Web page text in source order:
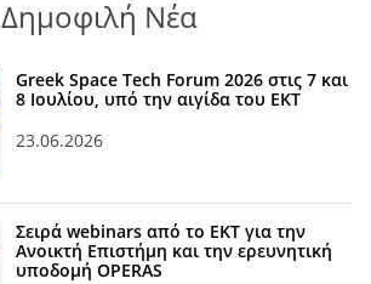
Δημοφιλή Νέα
Greek Space Tech Forum 2026 στις 7 και
8 Ιουλίου, υπό την αιγίδα του ΕΚΤ
23.06.2026
Σειρά webinars από το ΕΚΤ για την
Ανοικτή Επιστήμη και την ερευνητική
υποδομή OPERAS